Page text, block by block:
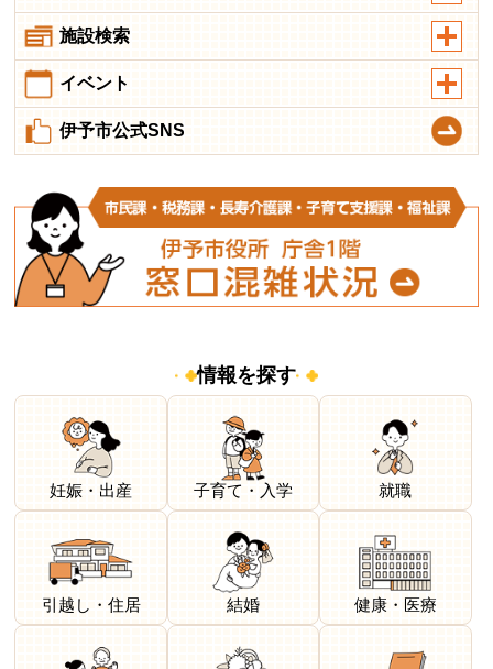
施設検索
イベント
伊予市公式SNS
情報を探す
妊娠・出産 子育て・入学 就職
引越し・住居 結婚 健康・医療